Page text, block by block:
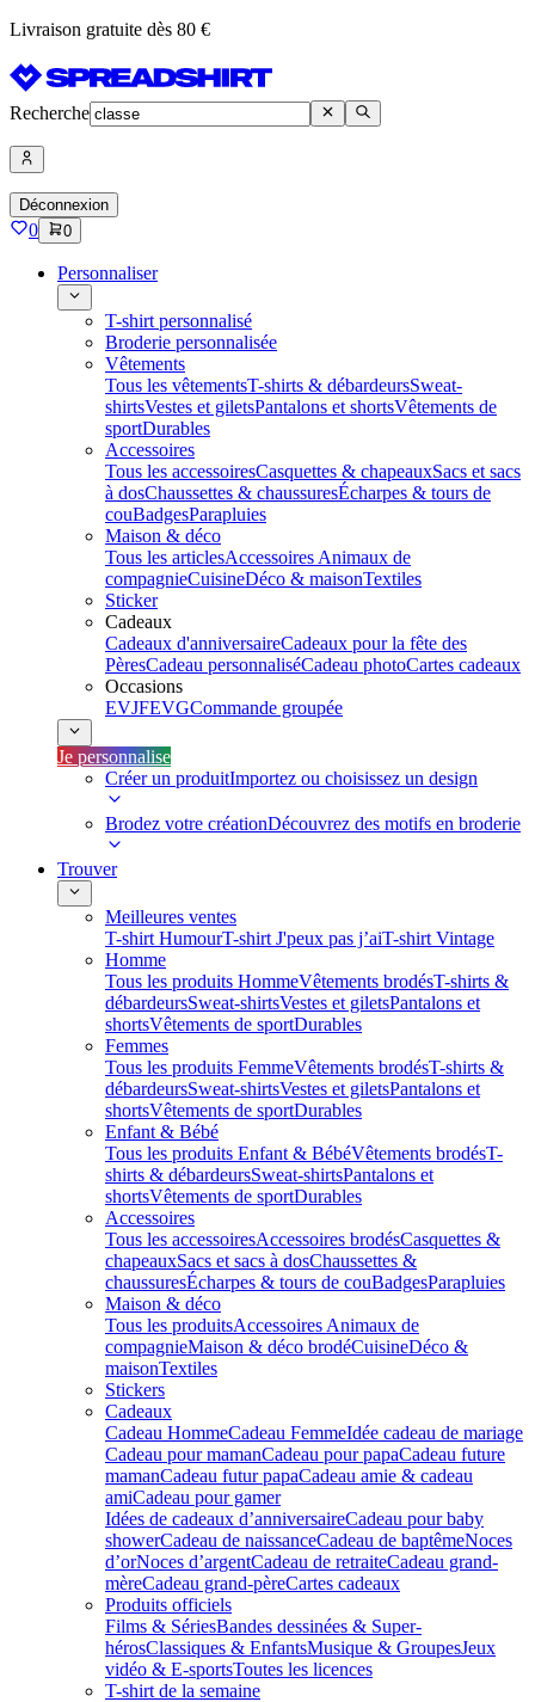
Livraison gratuite dès 80 €
Recherche
Déconnexion
0 0
Personnaliser
T-shirt personnalisé
Broderie personnalisée
Vêtements
Tous les vêtementsT-shirts & débardeursSweat-
shirtsVestes et giletsPantalons et shortsVêtements de
sportDurables
Accessoires
Tous les accessoiresCasquettes & chapeauxSacs et sacs
à dosChaussettes & chaussuresÉcharpes & tours de
couBadgesParapluies
Maison & déco
Tous les articlesAccessoires Animaux de
compagnieCuisineDéco & maisonTextiles
Sticker
Cadeaux
Cadeaux d'anniversaireCadeaux pour la fête des
PèresCadeau personnaliséCadeau photoCartes cadeaux
Occasions
EVJFEVGCommande groupée
Je personnalise
Créer un produitImportez ou choisissez un design
Brodez votre créationDécouvrez des motifs en broderie
Trouver
Meilleures ventes
T-shirt HumourT-shirt J'peux pas j’aiT-shirt Vintage
Homme
Tous les produits HommeVêtements brodésT-shirts &
débardeursSweat-shirtsVestes et giletsPantalons et
shortsVêtements de sportDurables
Femmes
Tous les produits FemmeVêtements brodésT-shirts &
débardeursSweat-shirtsVestes et giletsPantalons et
shortsVêtements de sportDurables
Enfant & Bébé
Tous les produits Enfant & BébéVêtements brodésT-
shirts & débardeursSweat-shirtsPantalons et
shortsVêtements de sportDurables
Accessoires
Tous les accessoiresAccessoires brodésCasquettes &
chapeauxSacs et sacs à dosChaussettes &
chaussuresÉcharpes & tours de couBadgesParapluies
Maison & déco
Tous les produitsAccessoires Animaux de
compagnieMaison & déco brodéCuisineDéco &
maisonTextiles
Stickers
Cadeaux
Cadeau HommeCadeau FemmeIdée cadeau de mariage​
Cadeau pour mamanCadeau pour papaCadeau future
mamanCadeau futur papaCadeau amie & cadeau
amiCadeau pour gamer
Idées de cadeaux d’anniversaireCadeau pour baby
showerCadeau de naissanceCadeau de baptêmeNoces
d’orNoces d’argentCadeau de retraiteCadeau grand-
mèreCadeau grand-pèreCartes cadeaux
Produits officiels
Films & SériesBandes dessinées & Super-
hérosClassiques & EnfantsMusique & GroupesJeux
vidéo & E-sportsToutes les licences
T-shirt de la semaine